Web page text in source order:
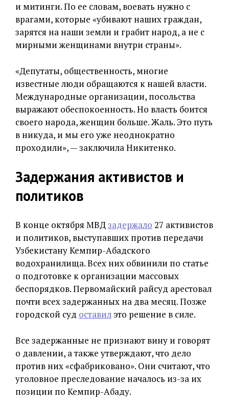
и митинги. По ее словам, воевать нужно с
врагами, которые «убивают наших граждан,
зарятся на наши земли и грабит народ, а не с
мирными женщинами внутри страны».
«Депутаты, общественность, многие
известные люди обращаются к нашей власти.
Международные организации, посольства
выражают обеспокоенность. Но власть боится
своего народа, женщин больше. Жаль. Это путь
в никуда, и мы его уже неоднократно
проходили», — заключила Никитенко.
Задержания активистов и
политиков
В конце октября МВДзадержало 27 активистов
и политиков, выступавших против передачи
Узбекистану Кемпир-Абадского
водохранилища. Всех них обвинили по статье
о подготовке к организации массовых
беспорядков. Первомайский райсуд арестовал
почти всех задержанных на два месяц. Позже
городской суд оставилэто решение в силе.
Все задержанные не признают вину и говорят
о давлении, а также утверждают, что дело
против них «сфабриковано». Они считают, что
уголовное преследование началось из-за их
позиции по Кемпир-Абаду.